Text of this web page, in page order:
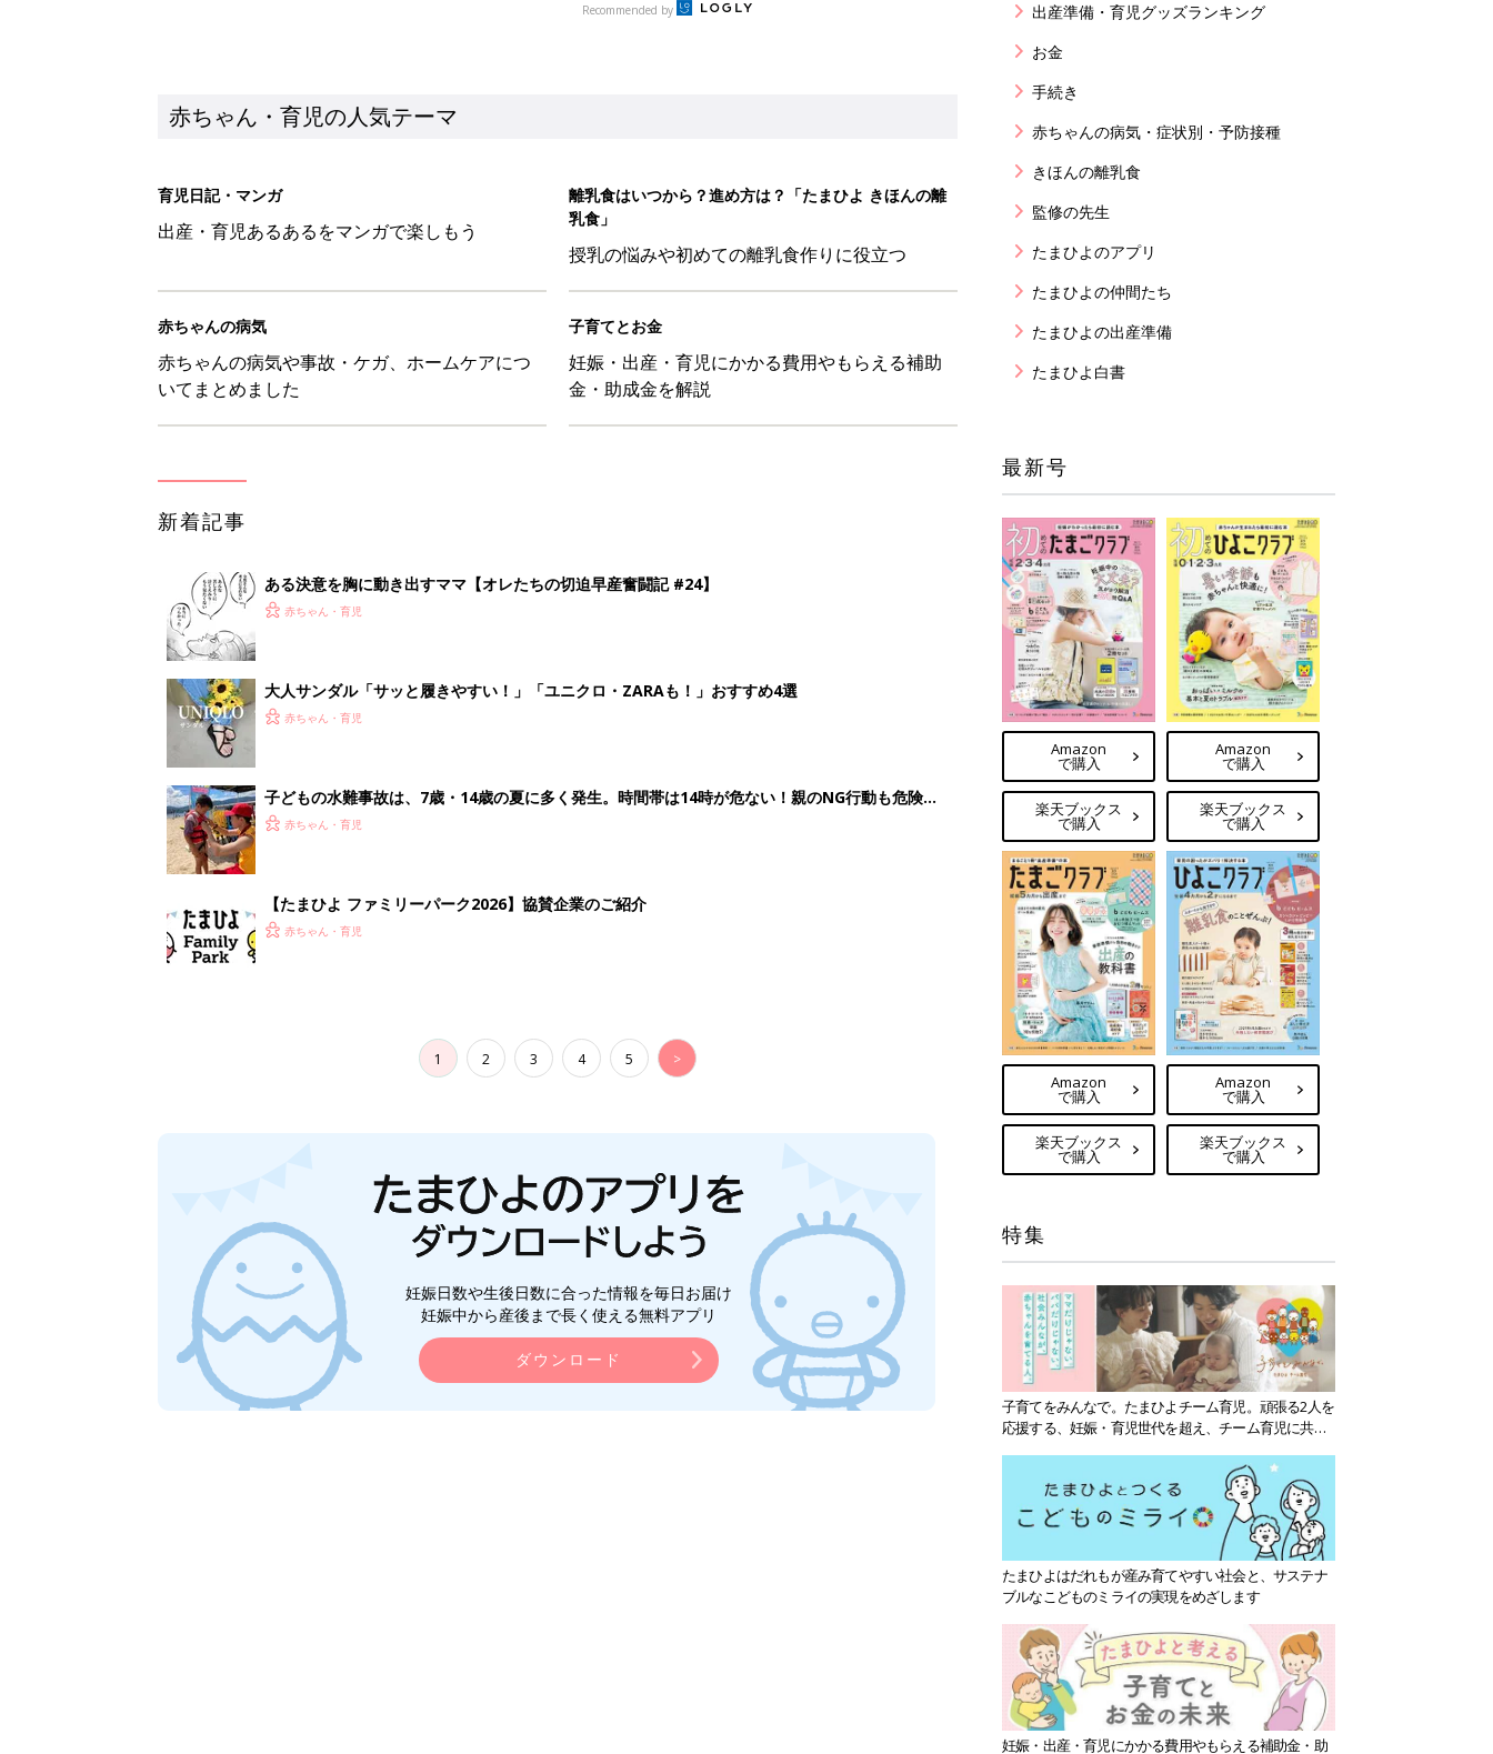
Recommended by
赤ちゃん・育児の人気テーマ
育児日記・マンガ
出産・育児あるあるをマンガで楽しもう
離乳食はいつから？進め方は？「たまひよ きほんの離
乳食」
授乳の悩みや初めての離乳食作りに役立つ
赤ちゃんの病気
赤ちゃんの病気や事故・ケガ、ホームケアにつ
いてまとめました
子育てとお金
妊娠・出産・育児にかかる費用やもらえる補助
金・助成金を解説
新着記事
ある決意を胸に動き出すママ【オレたちの切迫早産奮闘記 #24】
赤ちゃん・育児
大人サンダル「サッと履きやすい！」「ユニクロ・ZARAも！」おすすめ4選
赤ちゃん・育児
子どもの水難事故は、7歳・14歳の夏に多く発生。時間帯は14時が危ない！親のNG行動も危険を
まねく【専門家】
赤ちゃん・育児
【たまひよ ファミリーパーク2026】協賛企業のご紹介
赤ちゃん・育児
1 2 3 4 5 >
妊娠日数や生後日数に合った情報を毎日お届け
妊娠中から産後まで長く使える無料アプリ
ダウンロード
出産準備・育児グッズランキング
お金
手続き
赤ちゃんの病気・症状別・予防接種
きほんの離乳食
監修の先生
たまひよのアプリ
たまひよの仲間たち
たまひよの出産準備
たまひよ白書
最新号
Amazon
で購入
楽天ブックス
で購入
Amazon
で購入
楽天ブックス
で購入
Amazon
で購入
楽天ブックス
で購入
Amazon
で購入
楽天ブックス
で購入
特集
子育てをみんなで。たまひよチーム育児。頑張る2人を
応援する、妊娠・育児世代を超え、チーム育児に共感
たまひよはだれもが産み育てやすい社会と、サステナ
ブルなこどものミライの実現をめざします
妊娠・出産・育児にかかる費用やもらえる補助金・助